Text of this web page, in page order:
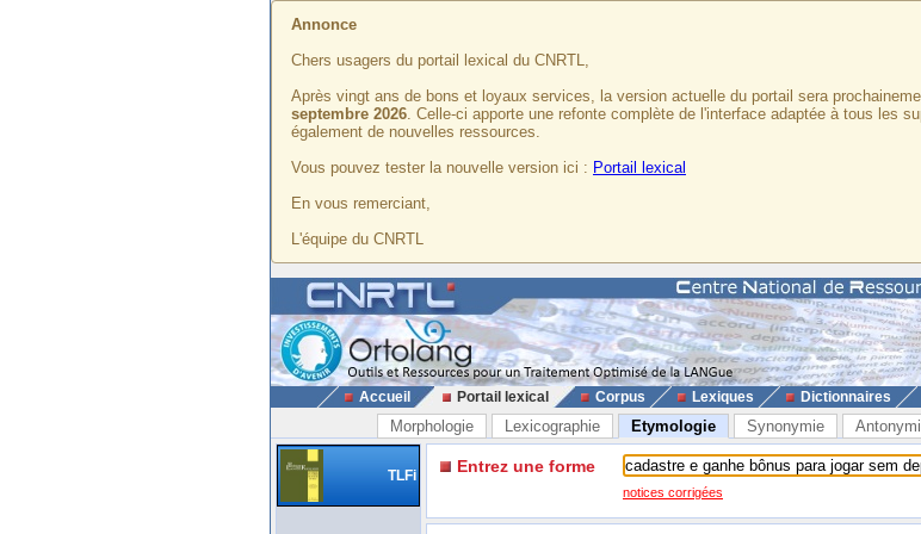
Annonce
Chers usagers du portail lexical du CNRTL,
Après vingt ans de bons et loyaux services, la version actuelle du portail sera
septembre 2026. Celle-ci apporte une refonte complète de l'interface adaptée à tous les
également de nouvelles ressources.
Vous pouvez tester la nouvelle version ici : Portail lexical
En vous remerciant,
L'équipe du CNRTL
Accueil Portail lexical Corpus Lexiques Dictionnaires
Morphologie Lexicographie Etymologie Synonymie
TLFi Entrez une forme
notices corrigées